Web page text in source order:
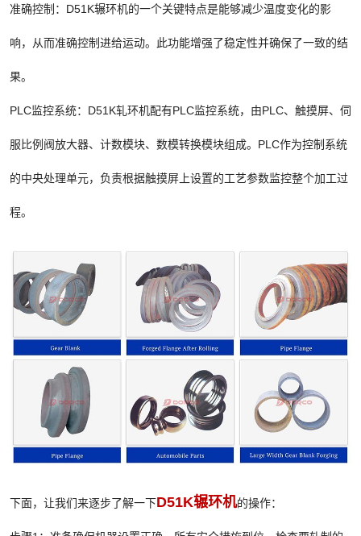
准确控制：D51K辗环机的一个关键特点是能够减少温度变化的影
响，从而准确控制进给运动。此功能增强了稳定性并确保了一致的结
果。
PLC监控系统：D51K轧环机配有PLC监控系统，由PLC、触摸屏、伺
服比例阀放大器、计数模块、数模转换模块组成。PLC作为控制系统
的中央处理单元，负责根据触摸屏上设置的工艺参数监控整个加工过
程。
下面，让我们来逐步了解一下D51K辗环机的操作：